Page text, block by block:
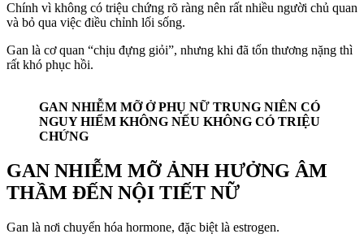
Chính vì không có triệu chứng rõ ràng nên rất nhiều người chủ quan
và bỏ qua việc điều chỉnh lối sống.
Gan là cơ quan “chịu đựng giỏi”, nhưng khi đã tổn thương nặng thì
rất khó phục hồi.
GAN NHIỄM MỠ Ở PHỤ NỮ TRUNG NIÊN CÓ
NGUY HIỂM KHÔNG NẾU KHÔNG CÓ TRIỆU
CHỨNG
GAN NHIỄM MỠ ẢNH HƯỞNG ÂM
THẦM ĐẾN NỘI TIẾT NỮ
Gan là nơi chuyển hóa hormone, đặc biệt là estrogen.